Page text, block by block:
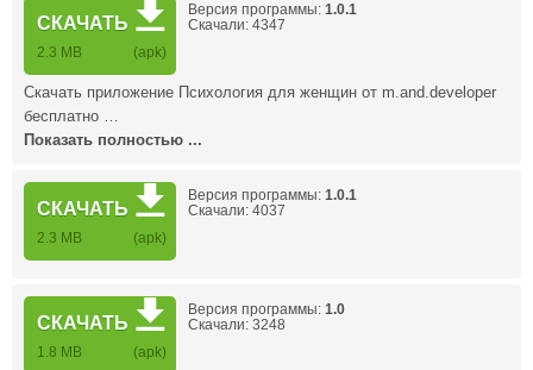
СКАЧАТЬ
2.3 MB (apk)
Версия программы: 1.0.1
Скачали: 4347
Скачать приложение Психология для женщин от m.and.developer
бесплатно …
Показать полностью ...
СКАЧАТЬ
2.3 MB (apk)
Версия программы: 1.0.1
Скачали: 4037
СКАЧАТЬ
1.8 MB (apk)
Версия программы: 1.0
Скачали: 3248